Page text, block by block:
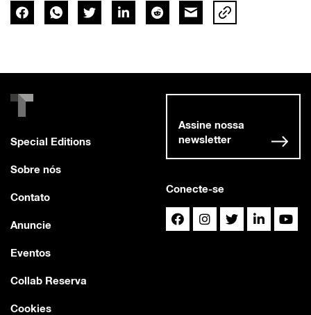
Special Editions
Sobre nós
Contato
Anuncie
Eventos
Collab Reserva
Cookies
Conecte-se
Assine nossa
newsletter